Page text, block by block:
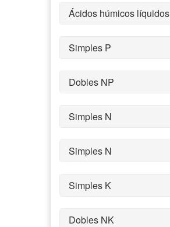
Ácidos húmicos líquidos
Simples P
Dobles NP
Simples N
Simples N
Simples K
Dobles NK